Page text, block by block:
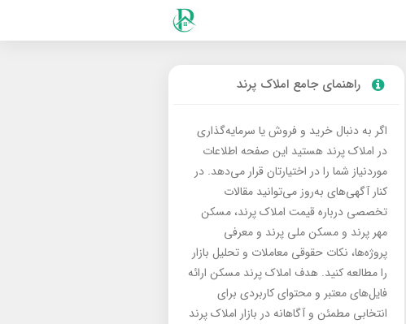
راهنمای جامع املاک پرند
اگر به دنبال خرید و فروش یا سرمایه‌گذاری
در املاک پرند هستید این صفحه اطلاعات
موردنیاز شما را در اختیارتان قرار می‌دهد. در
کنار آگهی‌های به‌روز می‌توانید مقالات
تخصصی درباره قیمت املاک پرند، مسکن
مهر پرند و مسکن ملی پرند و معرفی
پروژه‌ها، نکات حقوقی معاملات و تحلیل بازار
را مطالعه کنید. هدف املاک پرند مسکن ارائه
فایل‌های معتبر و محتوای کاربردی برای
انتخابی مطمئن و آگاهانه در بازار املاک پرند